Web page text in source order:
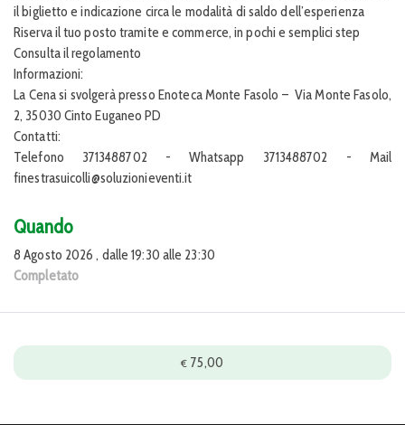
il biglietto e indicazione circa le modalità di saldo dell’esperienza
Riserva il tuo posto tramite e commerce, in pochi e semplici step
Consulta il regolamento
Informazioni:
La Cena si svolgerà presso Enoteca Monte Fasolo – Via Monte Fasolo,
2, 35030 Cinto Euganeo PD
Contatti:
Telefono 3713488702 - Whatsapp 3713488702 - Mail
finestrasuicolli@soluzionieventi.it
Quando
8 Agosto 2026 , dalle 19:30 alle 23:30
Completato
€ 75,00